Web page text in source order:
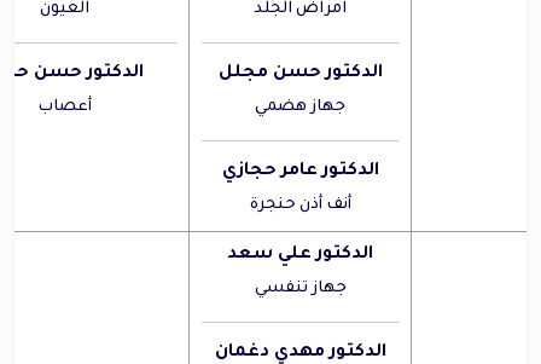
امراض الجلد
الدكتور حسن مجلل
جهاز هضمي
الدكتور عامر حجازي
أنف أذن حنجرة
العيون
الدكتور حسن
أعصاب
الدكتور علي سعد
جهاز تنفسي
الدكتور مهدي دغمان